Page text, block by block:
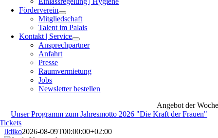
Förderverein
Mitgliedschaft
Talent im Palais
Kontakt | Service
Ansprechpartner
Anfahrt
Presse
Raumvermietung
Jobs
Newsletter bestellen
Angebot der Woche
Unser Programm zum Jahresmotto 2026 "Die Kraft der Frauen"
Tickets
Ildiko2026-08-09T00:00:00+02:00